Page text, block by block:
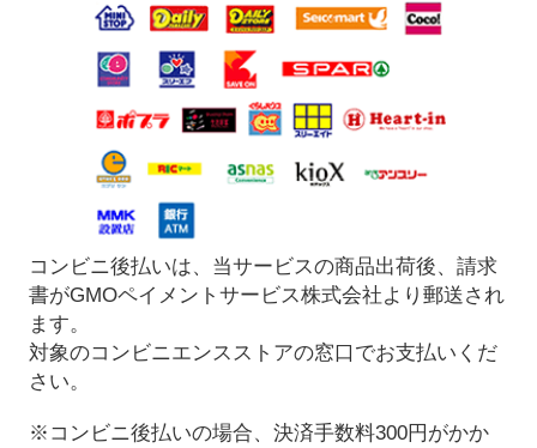
コンビニ後払いは、当サービスの商品出荷後、請求
書がGMOペイメントサービス株式会社より郵送され
ます。
対象のコンビニエンスストアの窓口でお支払いくだ
さい。
※コンビニ後払いの場合、決済手数料300円がかか